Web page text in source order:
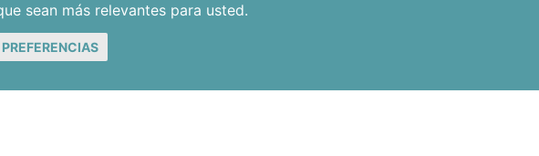
sean más relevantes para usted.